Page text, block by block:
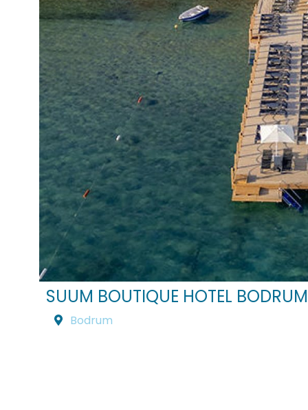
SUUM BOUTIQUE HOTEL
Bodrum